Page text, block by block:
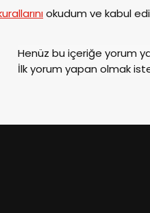
okudum ve kabul
Henüz bu içeriğe yorum
İlk yorum yapan olmak